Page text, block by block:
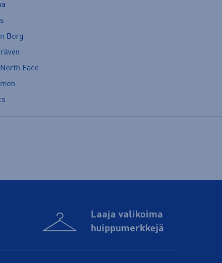
Borg
North Face
Laaja valikoima
huippu­merkkejä